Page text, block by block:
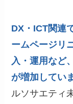
DX・ICT関連
ームページリ
入・運用など
が増加してい
ルソサエティ